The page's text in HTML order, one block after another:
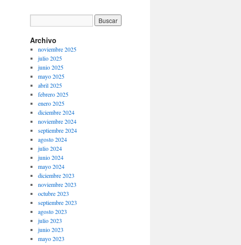
Archivo
noviembre 2025
julio 2025
junio 2025
mayo 2025
abril 2025
febrero 2025
enero 2025
diciembre 2024
noviembre 2024
septiembre 2024
agosto 2024
julio 2024
junio 2024
mayo 2024
diciembre 2023
noviembre 2023
octubre 2023
septiembre 2023
agosto 2023
julio 2023
junio 2023
mayo 2023